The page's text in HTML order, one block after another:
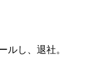
ルし、退社。